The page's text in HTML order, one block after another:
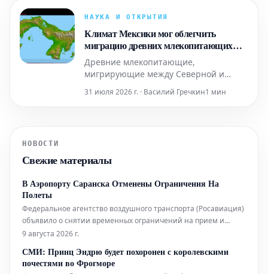
травмами, часто получаемыми в
НАУКА И ОТКРЫТИЯ
Климат Мексики мог облегчить
миграцию древних млекопитающих
между Америками
Древние млекопитающие,
мигрирующие между Северной и
Южной Америкой, возможно,
обнаружили, что их перемещение
31 июля 2026 г. · Василий Гречкин1 мин
НОВОСТИ
Свежие материалы
В Аэропорту Саранска Отменены Ограничения На
Полеты
Федеральное агентство воздушного транспорта (Росавиация)
объявило о снятии временных ограничений на прием и
отправление воздушных судов в аэропорту Саранска.
функционирует в обычном режиме без каких-либо
ограничений на движение самолетов. Отм
9 августа 2026 г.
СМИ: Принц Эндрю будет похоронен с королевскими
почестями во Фрогморе